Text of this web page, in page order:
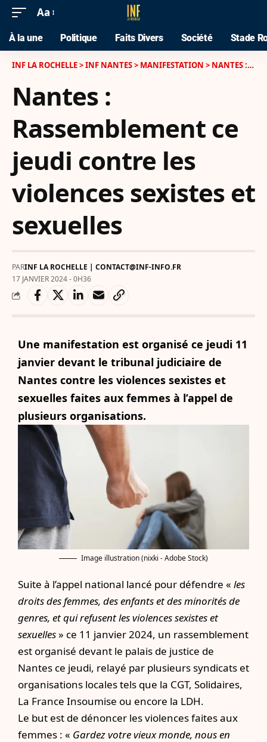
Aa
À la une Politique Faits Divers Société Stade
INF LA ROCHELLE>INF NANTES> MANIFESTATION > NANTES : RASSEMBLEMENT CE JEUDI CONTRE LES VIOLENCES SEXISTES ET SEXUELLES
Nantes :
Rassemblement ce
jeudi contre les
violences sexistes et
sexuelles
PARINF LA ROCHELLE | CONTACT@INF-INFO.FR
17 JANVIER 2024 - 0H36
Une manifestation est organisé ce jeudi 11
janvier devant le tribunal judiciaire de
Nantes contre les violences sexistes et
sexuelles faites aux femmes à l’appel de
plusieurs organisations.
Image illustration (nixki - Adobe Stock)
Suite à l’appel national lancé pour défendre « les
droits des femmes, des enfants et des minorités de
genres, et qui refusent les violences sexistes et
sexuelles» ce 11 janvier 2024, un rassemblement
est organisé devant le palais de justice de
Nantes ce jeudi, relayé par plusieurs syndicats et
organisations locales tels que la CGT, Solidaires,
La France Insoumise ou encore la LDH.
Le but est de dénoncer les violences faites aux
femmes : « Gardez votre vieux monde, nous en